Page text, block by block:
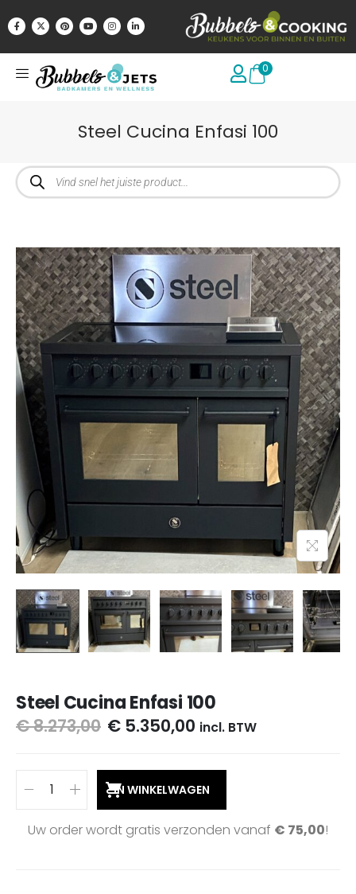
0
Steel Cucina Enfasi 100
Steel Cucina Enfasi 100
€8.273,00 € 5.350,00 incl. BTW
IN WINKELWAGEN
Uw order wordt gratis verzonden vanaf € 75,00!